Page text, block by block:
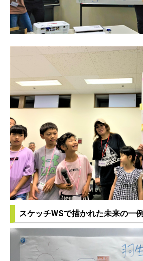
スケッチWSで描かれた未来の一例